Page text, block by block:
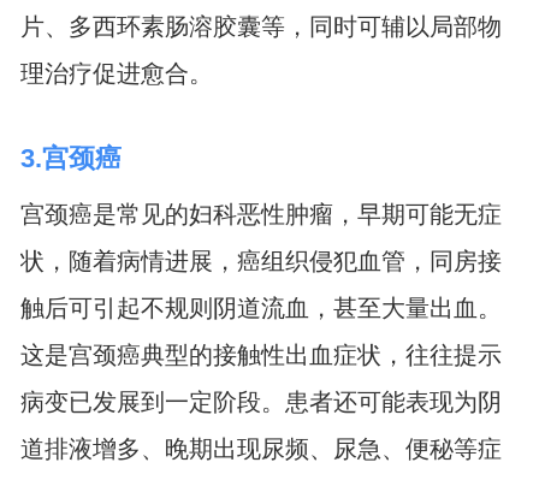
片、多西环素肠溶胶囊等，同时可辅以局部物
理治疗促进愈合。
3.宫颈癌
宫颈癌是常见的妇科恶性肿瘤，早期可能无症
状，随着病情进展，癌组织侵犯血管，同房接
触后可引起不规则阴道流血，甚至大量出血。
这是宫颈癌典型的接触性出血症状，往往提示
病变已发展到一定阶段。患者还可能表现为阴
道排液增多、晚期出现尿频、尿急、便秘等症